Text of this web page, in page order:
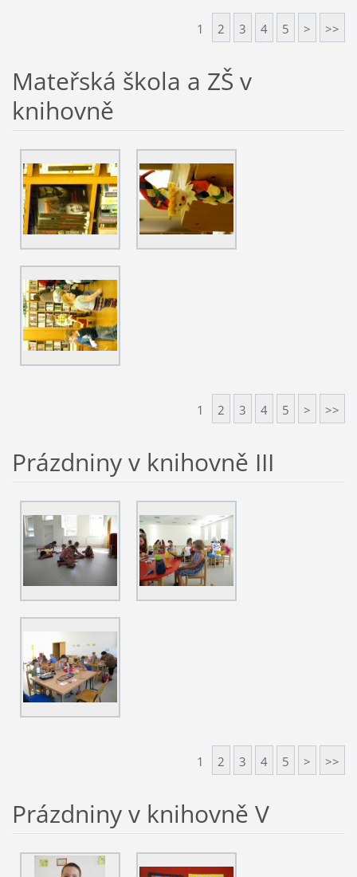
1 2 3 4 5 > >>
Mateřská škola a ZŠ v
knihovně
1 2 3 4 5 > >>
Prázdniny v knihovně III
1 2 3 4 5 > >>
Prázdniny v knihovně V